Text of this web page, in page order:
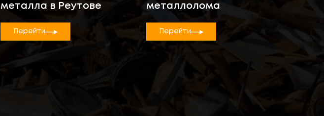
металла в Реутове
Перейти
металлолома
Перейти